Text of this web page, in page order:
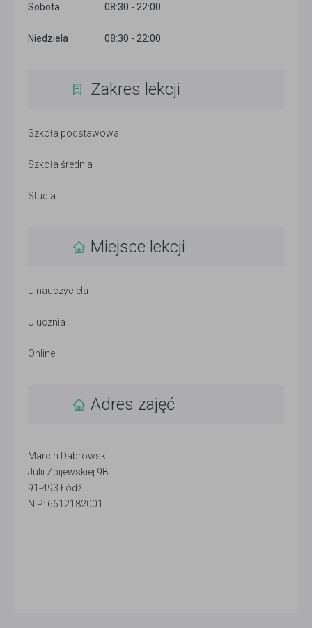
Sobota 08:30 - 22:00
Niedziela 08:30 - 22:00
Zakres lekcji
Szkoła podstawowa
Szkoła średnia
Studia
Miejsce lekcji
U nauczyciela
U ucznia
Online
Adres zajęć
Marcin Dabrowski
Julii Zbijewskiej 9B
91-493 Łódź
NIP: 6612182001